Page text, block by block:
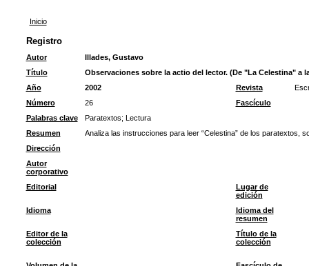
Inicio
Registro
Autor
Illades, Gustavo
Título
Observaciones sobre la actio del lector. (De "La Celestina" a
Año
2002 Revista
Número
26
Fascículo
Palabras clave
Paratextos; Lectura
Resumen
Analiza las instrucciones para leer “Celestina” de los paratextos,
Dirección
Autor
corporativo
Editorial
Lugar de
edición
Idioma
Idioma del
resumen
Editor de la
colección
Título de la
colección